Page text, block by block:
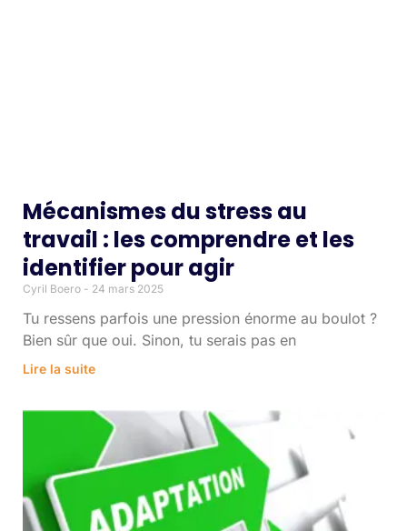
Mécanismes du stress au
travail : les comprendre et les
identifier pour agir
Cyril Boero 24 mars 2025
Tu ressens parfois une pression énorme au boulot ?
Bien sûr que oui. Sinon, tu serais pas en
Lire la suite